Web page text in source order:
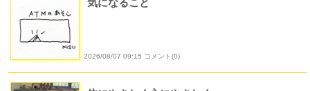
気になること
2026/08/07 09:15 コメント(0)